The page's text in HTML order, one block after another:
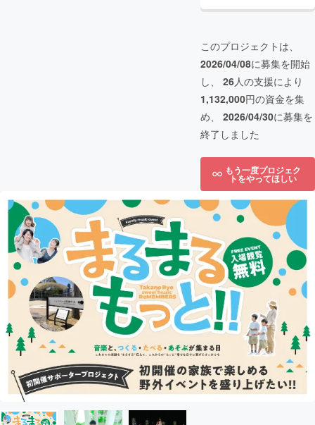
このプロジェクトは、
2026/04/08に募集を開始
し、 26人の支援により
1,132,000円の資金を集
め、 2026/04/30に募集を
終了しました
もう一度プロジェク
トをやってほしい